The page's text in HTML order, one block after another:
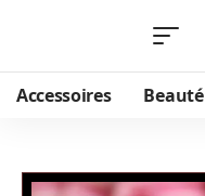
Accessoires Beauté